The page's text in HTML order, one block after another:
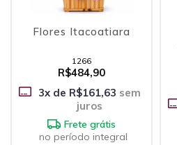
Flores Itacoatiara
1266
R$484,90
3x de R$161,63 sem
juros
Frete grátis
no período integral